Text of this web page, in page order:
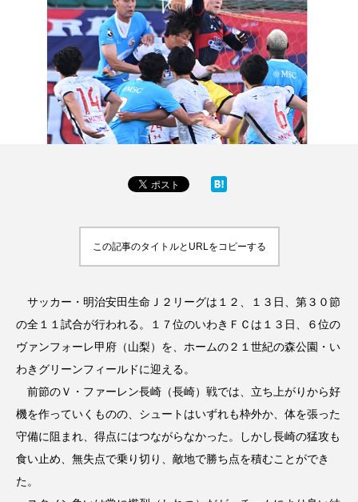
この記事のタイトルとURLをコピーする
サッカー・明治安田生命Ｊ２リーグは１２、１３日、第３０節
の全１１試合が行われる。１７位のいわきＦＣは１３日、６位の
ヴァンフォーレ甲府（山梨）を、ホームの２１世紀の森公園・い
わきグリーンフィールドに迎える。
前節のＶ・ファーレン長崎（長崎）戦では、立ち上がりから好
機を作っていくものの、シュートはいずれも枠外か、体を張った
守備に阻まれ、得点にはつながらなかった。しかし長崎の猛攻も
食い止め、無失点で乗り切り、敵地で勝ち点を積むことができ
た。